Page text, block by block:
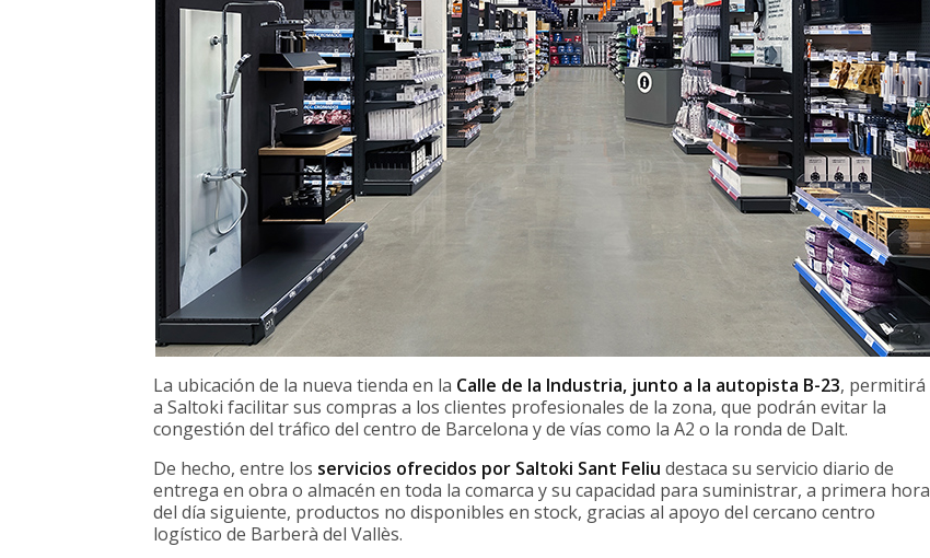
La ubicación de la nueva tienda en la Calle de la Industria, junto a la autopista B-23, permitirá
a Saltoki facilitar sus compras a los clientes profesionales de la zona, que podrán evitar la
congestión del tráfico del centro de Barcelona y de vías como la A2 o la ronda de Dalt.
De hecho, entre los servicios ofrecidos por Saltoki Sant Feliu destaca su servicio diario de
entrega en obra o almacén en toda la comarca y su capacidad para suministrar, a primera hora
del día siguiente, productos no disponibles en stock, gracias al apoyo del cercano centro
logístico de Barberà del Vallès.